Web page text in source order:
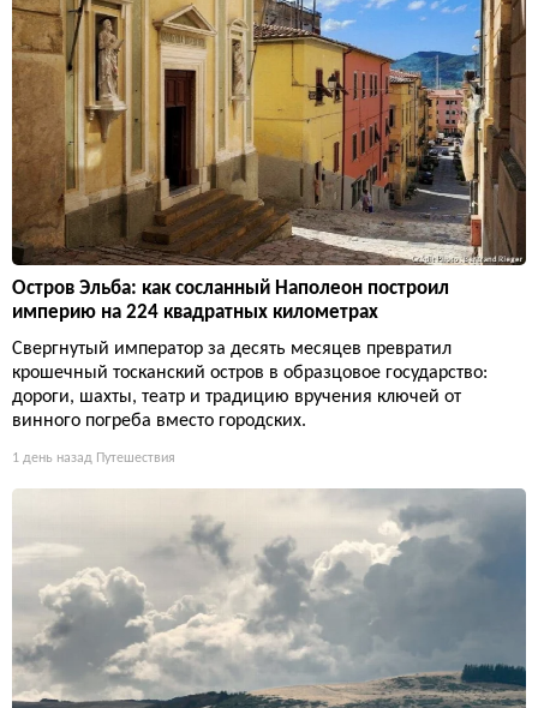
Остров Эльба: как сосланный Наполеон построил
империю на 224 квадратных километрах
Свергнутый император за десять месяцев превратил
крошечный тосканский остров в образцовое государство:
дороги, шахты, театр и традицию вручения ключей от
винного погреба вместо городских.
1 день назад Путешествия